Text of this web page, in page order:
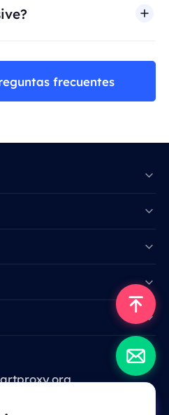
frecuentes